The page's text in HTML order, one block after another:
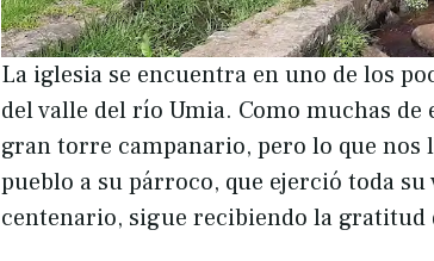
La iglesia se encuentra en uno de los
del valle del río Umia. Como muchas
gran torre campanario, pero lo que nos
pueblo a su párroco, que ejerció toda
centenario, sigue recibiendo la gratitud